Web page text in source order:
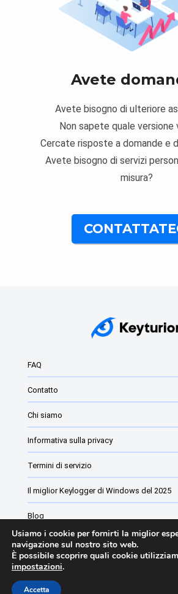
Avete
Avete bisogno di ulteriore
Non sapete quale versione
Cercate risposte a domande e
Avete bisogno di servizi
misura?
FAQ
Contatto
Chi siamo
Informativa sulla privacy
Termini di servizio
Il miglior Keylogger di Windows del 2025
Blog
Software di monitoraggio dei dipendenti
Elenco delle modifiche di Keyturion
Usiamo i cookie per fornirti la miglior
navigazione sul nostro sito web.
È possibile scoprire quali cookie
impostazioni.
Accetta